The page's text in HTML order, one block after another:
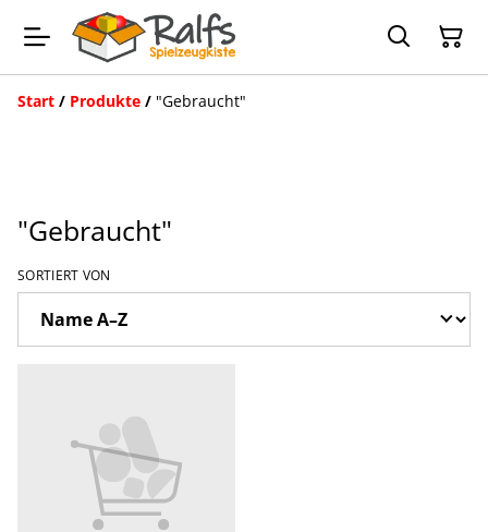
Start / Produkte / "Gebraucht"
"Gebraucht"
SORTIERT VON